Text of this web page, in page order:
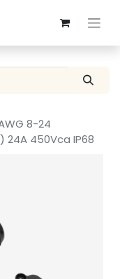
8-24
24A 450Vca IP68